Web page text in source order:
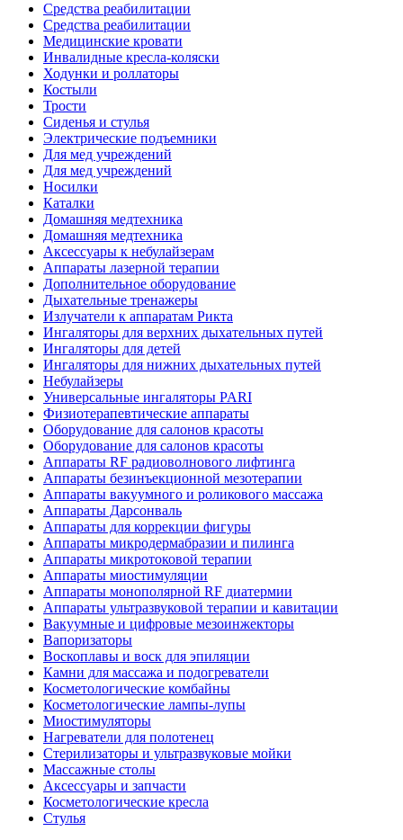
Средства реабилитации
Средства реабилитации
Медицинские кровати
Инвалидные кресла-коляски
Ходунки и роллаторы
Костыли
Трости
Сиденья и стулья
Электрические подъемники
Для мед учреждений
Для мед учреждений
Носилки
Каталки
Домашняя медтехника
Домашняя медтехника
Аксессуары к небулайзерам
Аппараты лазерной терапии
Дополнительное оборудование
Дыхательные тренажеры
Излучатели к аппаратам Рикта
Ингаляторы для верхних дыхательных путей
Ингаляторы для детей
Ингаляторы для нижних дыхательных путей
Небулайзеры
Универсальные ингаляторы PARI
Физиотерапевтические аппараты
Оборудование для салонов красоты
Оборудование для салонов красоты
Аппараты RF радиоволнового лифтинга
Аппараты безинъекционной мезотерапии
Аппараты вакуумного и роликового массажа
Аппараты Дарсонваль
Аппараты для коррекции фигуры
Аппараты микродермабразии и пилинга
Аппараты микротоковой терапии
Аппараты миостимуляции
Аппараты монополярной RF диатермии
Аппараты ультразвуковой терапии и кавитации
Вакуумные и цифровые мезоинжекторы
Вапоризаторы
Воскоплавы и воск для эпиляции
Камни для массажа и подогреватели
Косметологические комбайны
Косметологические лампы-лупы
Миостимуляторы
Нагреватели для полотенец
Стерилизаторы и ультразвуковые мойки
Массажные столы
Аксессуары и запчасти
Косметологические кресла
Стулья